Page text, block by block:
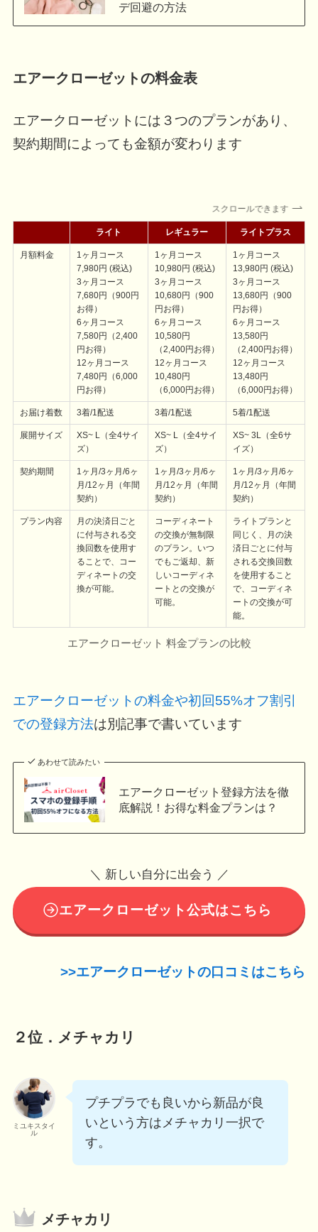
デ回避の方法
エアークローゼットの料金表
エアークローゼットには３つのプランがあり、
契約期間によっても金額が変わります
スクロールできます
ライト レギュラー ライトプラス
月額料金
1ヶ月コース
7,980円 (税込)
3ヶ月コース
7,680円（900円
お得）
6ヶ月コース
7,580円（2,400
円お得）
12ヶ月コース
7,480円（6,000
円お得）
1ヶ月コース
10,980円 (税込)
3ヶ月コース
10,680円（900
円お得）
6ヶ月コース
10,580円
（2,400円お得）
12ヶ月コース
10,480円
（6,000円お得）
1ヶ月コース
13,980円 (税込)
3ヶ月コース
13,680円（900
円お得）
6ヶ月コース
13,580円
（2,400円お得）
12ヶ月コース
13,480円
（6,000円お得）
お届け着数 3着/1配送 3着/1配送 5着/1配送
展開サイズ
XS~ L（全4サイ
ズ）
XS~ L（全4サイ
ズ）
XS~ 3L（全6サ
イズ）
契約期間
1ヶ月/3ヶ月/6ヶ
月/12ヶ月（年間
契約）
1ヶ月/3ヶ月/6ヶ
月/12ヶ月（年間
契約）
1ヶ月/3ヶ月/6ヶ
月/12ヶ月（年間
契約）
プラン内容
月の決済日ごと
に付与される交
換回数を使用す
ることで、コー
ディネートの交
換が可能。
コーディネート
の交換が無制限
のプラン。いつ
でもご返却、新
しいコーディネ
ートとの交換が
可能。
ライトプランと
同じく、月の決
済日ごとに付与
される交換回数
を使用すること
で、コーディネ
ートの交換が可
能。
エアークローゼット 料金プランの比較
エアークローゼットの料金や初回55%オフ割引
での登録方法は別記事で書いています
あわせて読みたい
エアークローゼット登録方法を徹
底解説！お得な料金プランは？
＼ 新しい自分に出会う ／
エアークローゼット公式はこちら
>>エアークローゼットの口コミはこちら
２位．メチャカリ
ミユキスタイ
ル
プチプラでも良いから新品が良
いという方はメチャカリ一択で
す。
メチャカリ